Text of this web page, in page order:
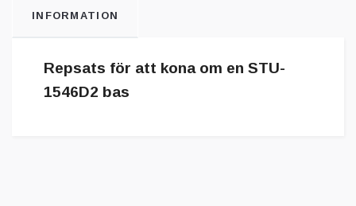
INFORMATION
Repsats för att kona om en STU-
1546D2 bas